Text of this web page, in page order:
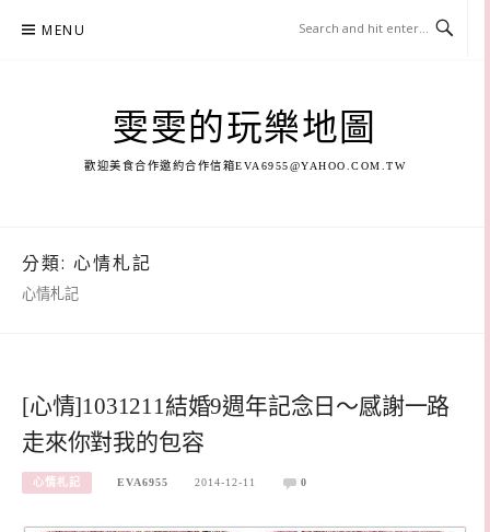
MENU
雯雯的玩樂地圖
歡迎美食合作邀約合作信箱EVA6955@YAHOO.COM.TW
分類: 心情札記
心情札記
[心情]1031211結婚9週年記念日～感謝一路
走來你對我的包容
心情札記 EVA6955 2014-12-11 0